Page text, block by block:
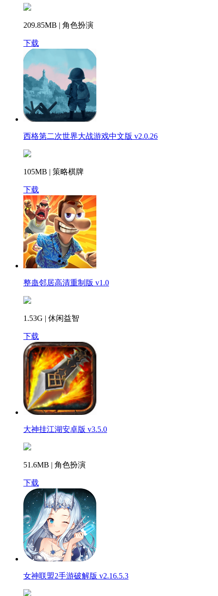
209.85MB | 角色扮演
下载
西格第二次世界大战游戏中文版 v2.0.26
105MB | 策略棋牌
下载
整蛊邻居高清重制版 v1.0
1.53G | 休闲益智
下载
大神挂江湖安卓版 v3.5.0
51.6MB | 角色扮演
下载
女神联盟2手游破解版 v2.16.5.3